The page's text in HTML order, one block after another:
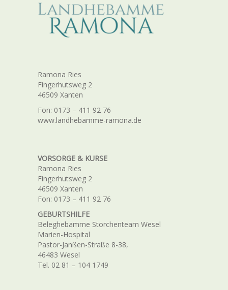
Ramona Ries
Fingerhutsweg 2
46509 Xanten
Fon: 0173 – 411 92 76
www.landhebamme-ramona.de
VORSORGE & KURSE
Ramona Ries
Fingerhutsweg 2
46509 Xanten
Fon: 0173 – 411 92 76
GEBURTSHILFE
Beleghebamme Storchenteam Wesel
Marien-Hospital
Pastor-Janßen-Straße 8-38,
46483 Wesel
Tel. 02 81 – 104 1749